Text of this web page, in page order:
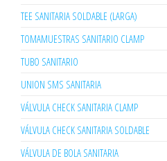
TEE SANITARIA SOLDABLE (LARGA)
TOMAMUESTRAS SANITARIO CLAMP
TUBO SANITARIO
UNION SMS SANITARIA
VÁLVULA CHECK SANITARIA CLAMP
VÁLVULA CHECK SANITARIA SOLDABLE
VÁLVULA DE BOLA SANITARIA